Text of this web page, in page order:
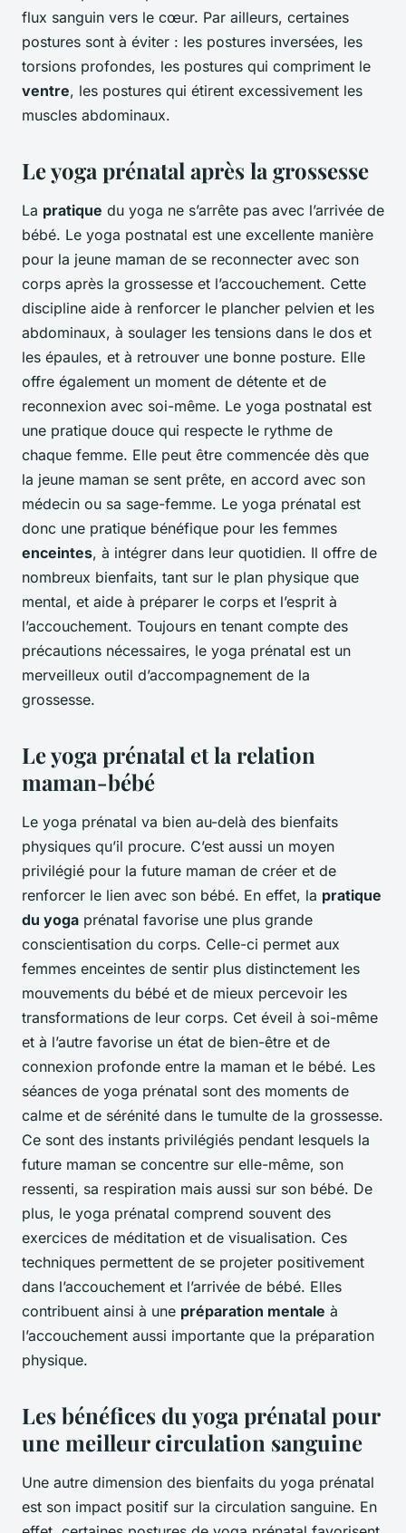
flux sanguin vers le cœur. Par ailleurs, certaines
postures sont à éviter : les postures inversées, les
torsions profondes, les postures qui compriment le
ventre, les postures qui étirent excessivement les
muscles abdominaux.
Le yoga prénatal après la grossesse
La pratique du yoga ne s’arrête pas avec l’arrivée de
bébé. Le yoga postnatal est une excellente manière
pour la jeune maman de se reconnecter avec son
corps après la grossesse et l’accouchement. Cette
discipline aide à renforcer le plancher pelvien et les
abdominaux, à soulager les tensions dans le dos et
les épaules, et à retrouver une bonne posture. Elle
offre également un moment de détente et de
reconnexion avec soi-même. Le yoga postnatal est
une pratique douce qui respecte le rythme de
chaque femme. Elle peut être commencée dès que
la jeune maman se sent prête, en accord avec son
médecin ou sa sage-femme. Le yoga prénatal est
donc une pratique bénéfique pour les femmes
enceintes, à intégrer dans leur quotidien. Il offre de
nombreux bienfaits, tant sur le plan physique que
mental, et aide à préparer le corps et l’esprit à
l’accouchement. Toujours en tenant compte des
précautions nécessaires, le yoga prénatal est un
merveilleux outil d’accompagnement de la
grossesse.
Le yoga prénatal et la relation
maman-bébé
Le yoga prénatal va bien au-delà des bienfaits
physiques qu’il procure. C’est aussi un moyen
privilégié pour la future maman de créer et de
renforcer le lien avec son bébé. En effet, la pratique
du yoga prénatal favorise une plus grande
conscientisation du corps. Celle-ci permet aux
femmes enceintes de sentir plus distinctement les
mouvements du bébé et de mieux percevoir les
transformations de leur corps. Cet éveil à soi-même
et à l’autre favorise un état de bien-être et de
connexion profonde entre la maman et le bébé. Les
séances de yoga prénatal sont des moments de
calme et de sérénité dans le tumulte de la grossesse.
Ce sont des instants privilégiés pendant lesquels la
future maman se concentre sur elle-même, son
ressenti, sa respiration mais aussi sur son bébé. De
plus, le yoga prénatal comprend souvent des
exercices de méditation et de visualisation. Ces
techniques permettent de se projeter positivement
dans l’accouchement et l’arrivée de bébé. Elles
contribuent ainsi à une préparation mentale à
l’accouchement aussi importante que la préparation
physique.
Les bénéfices du yoga prénatal pour
une meilleur circulation sanguine
Une autre dimension des bienfaits du yoga prénatal
est son impact positif sur la circulation sanguine. En